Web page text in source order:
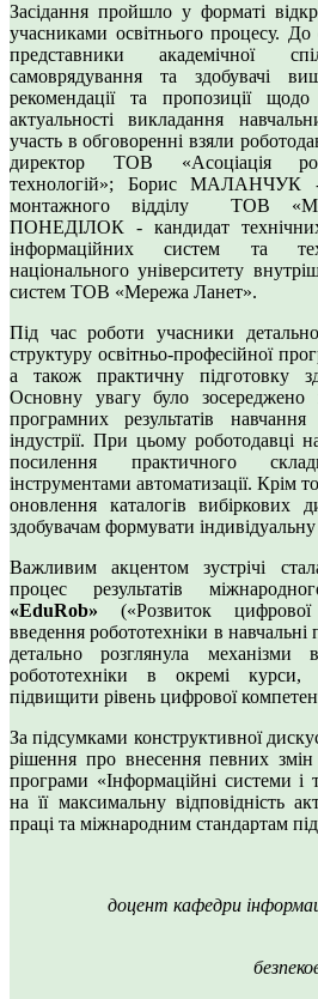
Засідання пройшло у форматі
учасниками освітнього процесу.
представники академічної
самоврядування та здобувачі
рекомендації та пропозиції
актуальності викладання
участь в обговоренні взяли
директор ТОВ «Асоціація
технологій»; Борис МАЛАНЧУК -
монтажного відділу ТОВ
ПОНЕДІЛОК - кандидат
інформаційних систем та
національного університету
систем ТОВ «Мережа Ланет».
Під час роботи учасники детально
структуру освітньо-професійної
а також практичну підготовку
Основну увагу було зосереджено
програмних результатів
індустрії. При цьому роботодавці
посилення практичного
інструментами автоматизації. Крім
оновлення каталогів вибіркових
здобувачам формувати
Важливим акцентом зустрічі
процес результатів
«EduRob» («Розвиток цифрової
введення робототехніки в
детально розглянула механізми
робототехніки в окремі курси,
підвищити рівень цифрової
За підсумками конструктивної
рішення про внесення певних змін
програми «Інформаційні системи і
на її максимальну відповідність
праці та міжнародним стандартам
доцент кафедри